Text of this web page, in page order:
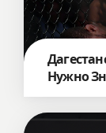
Нужно